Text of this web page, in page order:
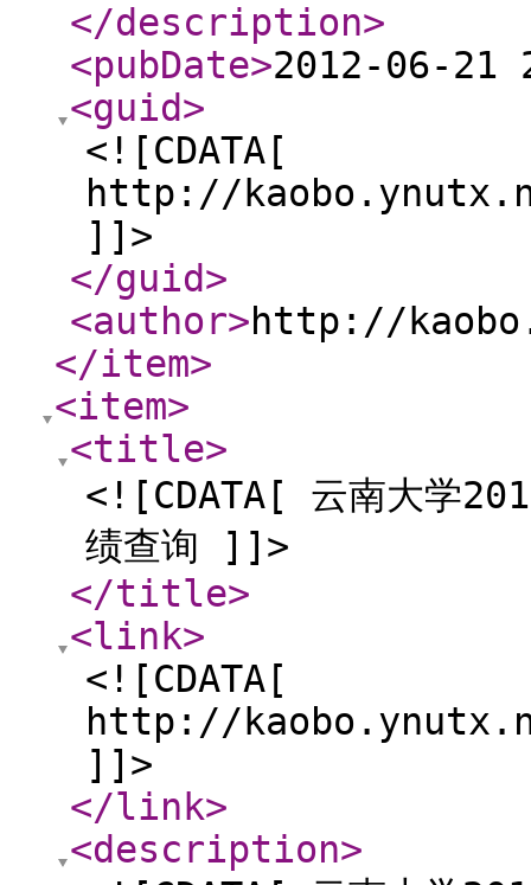
</description>
<pubDate>2012-06-21
<guid>
<![CDATA[
http://kaobo.ynutx.net/
]]>
</guid>
<author>http://
</item>
<item>
<title>
<![CDATA[ 云南大学
绩查询 ]]>
</title>
<link>
<![CDATA[
http://kaobo.ynutx.net/
]]>
</link>
<description>